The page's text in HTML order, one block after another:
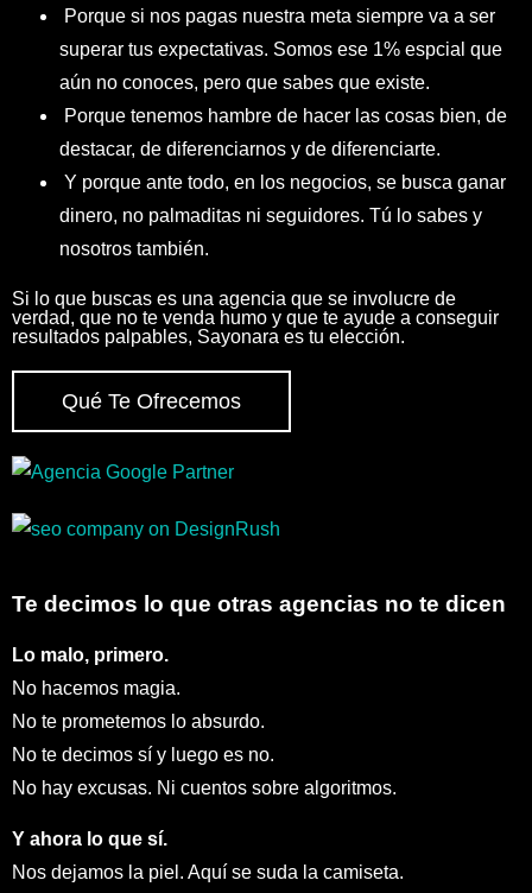
Porque si nos pagas nuestra meta siempre va a ser
superar tus expectativas. Somos ese 1% espcial que
aún no conoces, pero que sabes que existe.
Porque tenemos hambre de hacer las cosas bien, de
destacar, de diferenciarnos y de diferenciarte.
Y porque ante todo, en los negocios, se busca ganar
dinero, no palmaditas ni seguidores. Tú lo sabes y
nosotros también.
Si lo que buscas es una agencia que se involucre de
verdad, que no te venda humo y que te ayude a conseguir
resultados palpables, Sayonara es tu elección.
Qué Te Ofrecemos
Te decimos lo que otras agencias no te dicen
Lo malo, primero.
No hacemos magia.
No te prometemos lo absurdo.
No te decimos sí y luego es no.
No hay excusas. Ni cuentos sobre algoritmos.
Y ahora lo que sí.
Nos dejamos la piel. Aquí se suda la camiseta.